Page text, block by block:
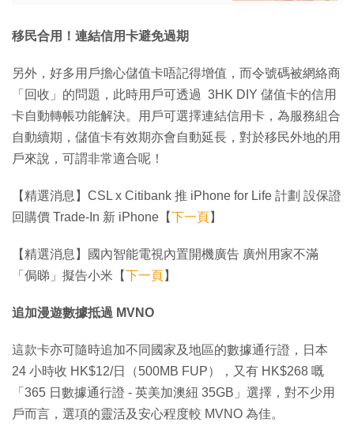
移民合用！連結信用卡避免過期
另外，好多用戶擔心儲值卡唔記得增值，而令號碼被網絡商
「回收」的問題，此時用戶可透過 3HK DIY 儲值卡的信用
卡自動轉帳功能解決。用戶可選擇連結信用卡，為服務組合
自動續期，儲值卡有效期亦會自動延長，對於移民外地的用
戶來說，可謂非常適合呢！
【精選消息】CSL x Citibank 推 iPhone for Life 計劃 設保證
回購價 Trade-In 新 iPhone【下一頁】
【精選消息】國內智能電視內置開機廣告 廣州用家不滿
「侷睇」擬告小米【下一頁】
追加漫遊數據抵過 MVNO
這款卡亦可隨時追加不同國家及地區的數據通行證，日本
24 小時收 HK$12/日（500MB FUP），又有 HK$268 嘅
「365 日數據通行證 - 英美加澳紐 35GB」選擇，對不少用
戶而言，選項的靈活及安心程度較 MVNO 為佳。